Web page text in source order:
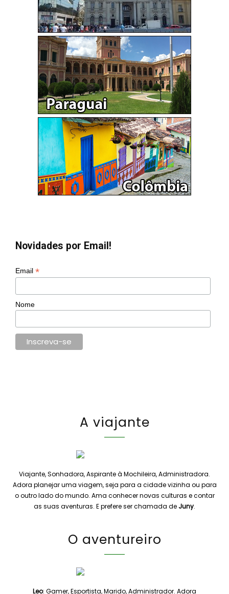
Novidades por Email!
Email *
Nome
A viajante
Viajante, Sonhadora, Aspirante à Mochileira, Administradora.
Adora planejar uma viagem, seja para a cidade vizinha ou para
o outro lado do mundo. Ama conhecer novas culturas e contar
as suas aventuras. E prefere ser chamada de Juny.
O aventureiro
Leo: Gamer, Esportista, Marido, Administrador. Adora